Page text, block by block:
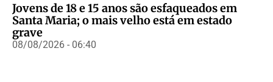
Jovens de 18 e 15 anos são esfaqueados em
Santa Maria; o mais velho está em estado
grave
08/08/2026 - 06:40